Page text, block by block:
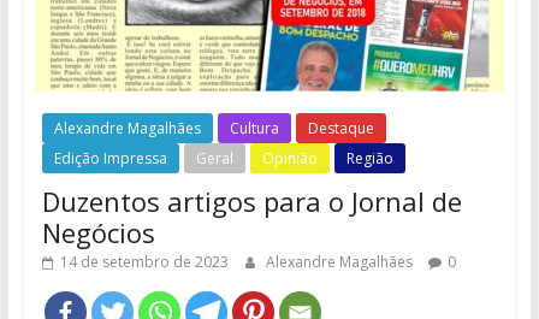
Alexandre Magalhães Cultura
Destaque
Edição Impressa
Geral Opinião Região
Duzentos artigos para o Jornal de
Negócios
14 de setembro de 2023 Alexandre Magalhães 0